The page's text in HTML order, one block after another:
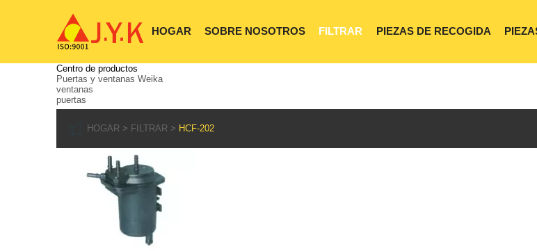
HOGAR SOBRE NOSOTROS FILTRAR PIEZAS DE RECOGIDA
Centro de productos
Puertas y ventanas Weika
ventanas
puertas
HOGAR FILTRAR HCF-202